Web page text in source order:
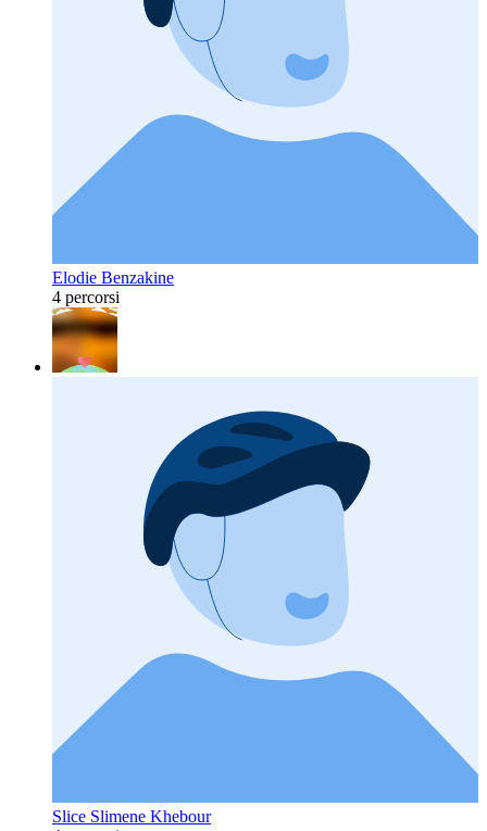
Elodie Benzakine
4 percorsi
Slice Slimene Khebour